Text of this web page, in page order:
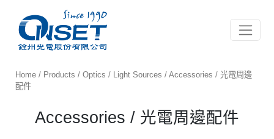
Toggle
Home / Products /Optics / Light Sources / Accessories / 光電周邊
配件
Accessories / 光電周邊配件